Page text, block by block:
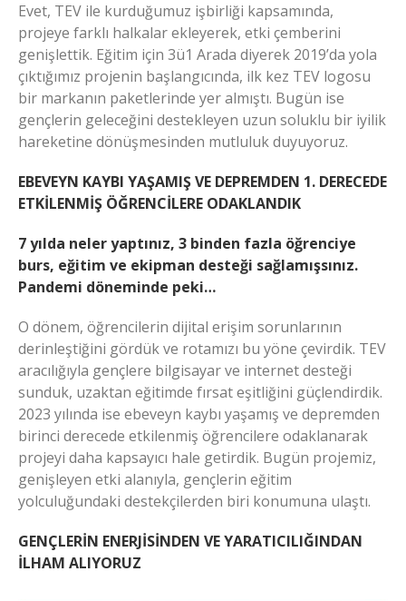
Evet, TEV ile kurduğumuz işbirliği kapsamında,
projeye farklı halkalar ekleyerek, etki çemberini
genişlettik. Eğitim için 3ü1 Arada diyerek 2019’da yola
çıktığımız projenin başlangıcında, ilk kez TEV logosu
bir markanın paketlerinde yer almıştı. Bugün ise
gençlerin geleceğini destekleyen uzun soluklu bir iyilik
hareketine dönüşmesinden mutluluk duyuyoruz.
EBEVEYN KAYBI YAŞAMIŞ VE DEPREMDEN 1. DERECEDE
ETKİLENMİŞ ÖĞRENCİLERE ODAKLANDIK
7 yılda neler yaptınız, 3 binden fazla öğrenciye
burs, eğitim ve ekipman desteği sağlamışsınız.
Pandemi döneminde peki…
O dönem, öğrencilerin dijital erişim sorunlarının
derinleştiğini gördük ve rotamızı bu yöne çevirdik. TEV
aracılığıyla gençlere bilgisayar ve internet desteği
sunduk, uzaktan eğitimde fırsat eşitliğini güçlendirdik.
2023 yılında ise ebeveyn kaybı yaşamış ve depremden
birinci derecede etkilenmiş öğrencilere odaklanarak
projeyi daha kapsayıcı hale getirdik. Bugün projemiz,
genişleyen etki alanıyla, gençlerin eğitim
yolculuğundaki destekçilerden biri konumuna ulaştı.
GENÇLERİN ENERJİSİNDEN VE YARATICILIĞINDAN
İLHAM ALIYORUZ